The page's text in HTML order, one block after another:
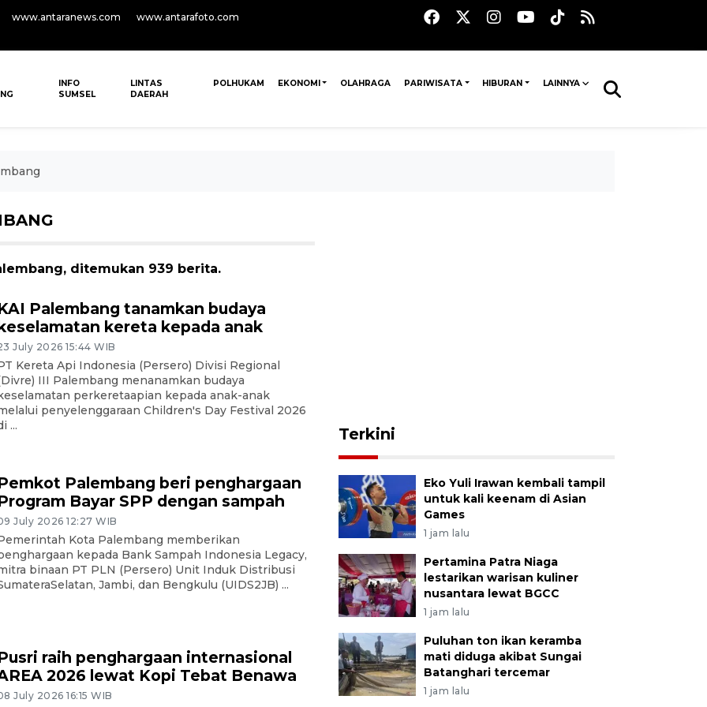
www.antaranews.com www.antarafoto.com
INFO
SUMSEL
LINTAS
DAERAH
POLHUKAM EKONOMI OLAHRAGA PARIWISATA HIBURAN LAINNYA
ditemukan 939 berita.
Palembang tanamkan budaya
kereta kepada anak
July 2026 15:44 WIB
Kereta Api Indonesia (Persero) Divisi Regional
III Palembang menanamkan budaya
perkeretaapian kepada anak-anak
penyelenggaraan Children's Day Festival 2026
...
Palembang beri penghargaan
Bayar SPP dengan sampah
July 2026 12:27 WIB
Kota Palembang memberikan
kepada Bank Sampah Indonesia Legacy,
binaan PT PLN (Persero) Unit Induk Distribusi
Jambi, dan Bengkulu (UIDS2JB) ...
raih penghargaan internasional
2026 lewat Kopi Tebat Benawa
July 2026 16:15 WIB
Terkini
Eko Yuli Irawan kembali tampil
untuk kali keenam di Asian
Games
1 jam lalu
Pertamina Patra Niaga
lestarikan warisan kuliner
nusantara lewat BGCC
1 jam lalu
Puluhan ton ikan keramba
mati diduga akibat Sungai
Batanghari tercemar
1 jam lalu